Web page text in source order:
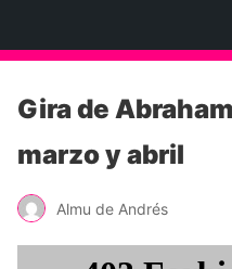
Gira de
marzo y abril
Almu de Andrés